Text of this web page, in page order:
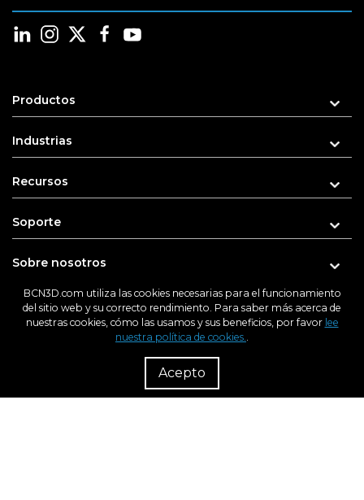
Productos
Industrias
Recursos
Soporte
Sobre nosotros
Introduce tu e-mail para recibir novedades
BCN3D.com utiliza las cookies necesarias para el funcionamiento
del sitio web y su correcto rendimiento. Para saber más acerca de
nuestras cookies, cómo las usamos y sus beneficios, por favor lee
nuestra política de cookies..
Acepto